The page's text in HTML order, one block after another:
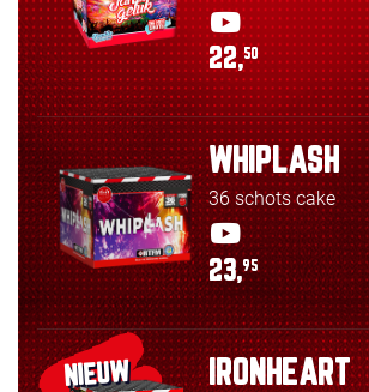
22,50
WHIPLASH
36 schots cake
23,95
NIEUW IRONHEART